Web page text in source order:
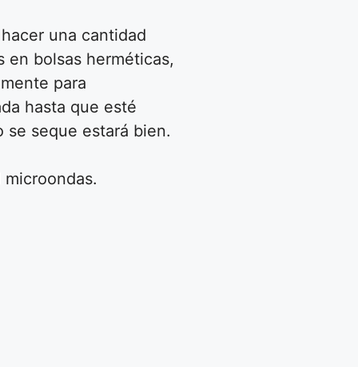
una cantidad
en bolsas herméticas,
para
hasta que esté
seque estará bien.